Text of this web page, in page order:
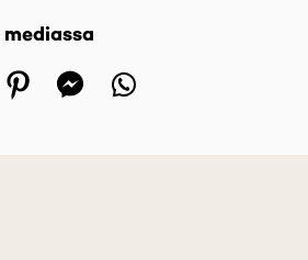
in a new tab)
in a new tab)
(opens in a new
(opens in a